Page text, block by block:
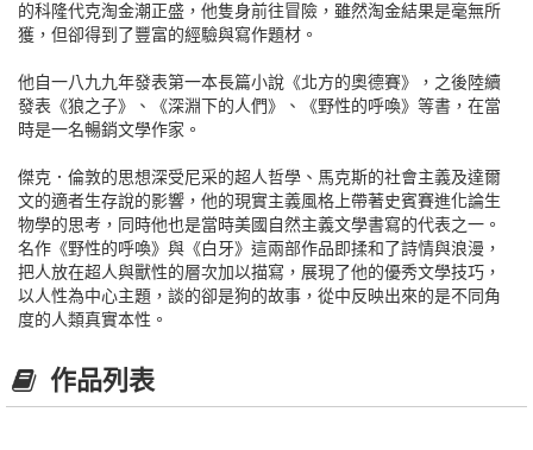
的科隆代克淘金潮正盛，他隻身前往冒險，雖然淘金結果是毫無所
獲，但卻得到了豐富的經驗與寫作題材。
他自一八九九年發表第一本長篇小說《北方的奧德賽》，之後陸續
發表《狼之子》、《深淵下的人們》、《野性的呼喚》等書，在當
時是一名暢銷文學作家。
傑克．倫敦的思想深受尼采的超人哲學、馬克斯的社會主義及達爾
文的適者生存說的影響，他的現實主義風格上帶著史賓賽進化論生
物學的思考，同時他也是當時美國自然主義文學書寫的代表之一。
名作《野性的呼喚》與《白牙》這兩部作品即揉和了詩情與浪漫，
把人放在超人與獸性的層次加以描寫，展現了他的優秀文學技巧，
以人性為中心主題，談的卻是狗的故事，從中反映出來的是不同角
度的人類真實本性。
作品列表